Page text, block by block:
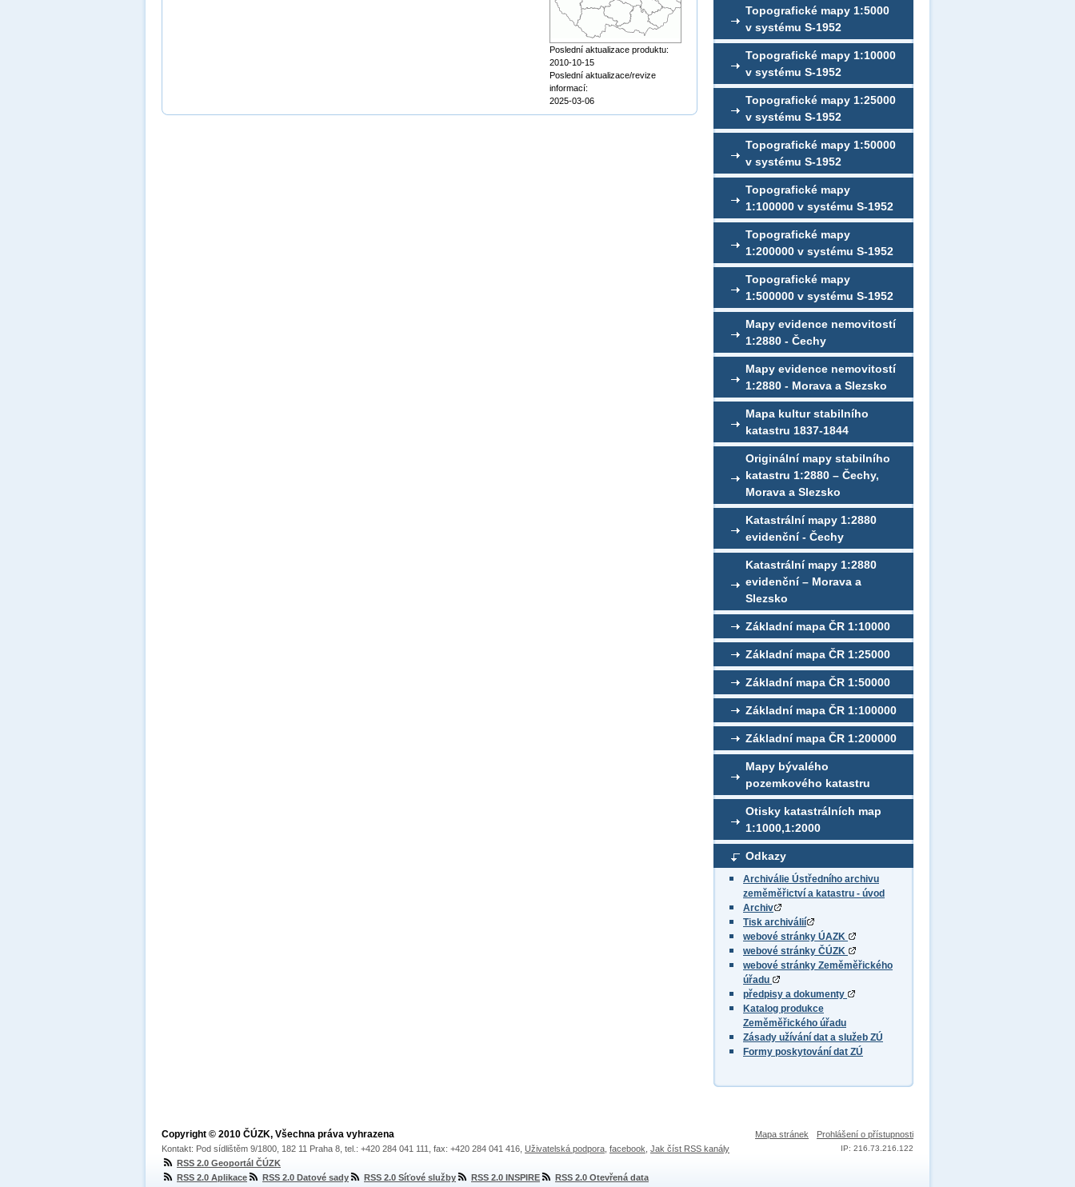
Topografické mapy 1:5000
v systému S-1952
Topografické mapy 1:10000
v systému S-1952
Topografické mapy 1:25000
v systému S-1952
Topografické mapy 1:50000
v systému S-1952
Topografické mapy
1:100000 v systému S-1952
Topografické mapy
1:200000 v systému S-1952
Topografické mapy
1:500000 v systému S-1952
Mapy evidence nemovitostí
1:2880 - Čechy
Mapy evidence nemovitostí
1:2880 - Morava a Slezsko
Mapa kultur stabilního
katastru 1837-1844
Originální mapy stabilního
katastru 1:2880 – Čechy,
Morava a Slezsko
Katastrální mapy 1:2880
evidenční - Čechy
Katastrální mapy 1:2880
evidenční – Morava a
Slezsko
Základní mapa ČR 1:10000
Základní mapa ČR 1:25000
Základní mapa ČR 1:50000
Základní mapa ČR 1:100000
Základní mapa ČR 1:200000
Mapy bývalého
pozemkového katastru
Otisky katastrálních map
1:1000,1:2000
Odkazy
Archiválie Ústředního archivu
zeměměřictví a katastru - úvod
Archiv
Tisk archiválií
webové stránky ÚAZK
webové stránky ČÚZK
webové stránky Zeměměřického
úřadu
předpisy a dokumenty
Katalog produkce
Zeměměřického úřadu
Zásady užívání dat a služeb ZÚ
Formy poskytování dat ZÚ
Poslední aktualizace produktu:
2010-10-15
Poslední aktualizace/revize
informací:
2025-03-06
Mapa stránek Prohlášení o přístupnosti
IP: 216.73.216.122
Copyright © 2010 ČÚZK, Všechna práva vyhrazena
Kontakt: Pod sídlištěm 9/1800, 182 11 Praha 8, tel.: +420 284 041 111, fax: +420 284 041 416, Uživatelská podpora facebook Jak číst RSS kanály
RSS 2.0 Geoportál ČÚZK
RSS 2.0 Aplikace
RSS 2.0 Datové sady RSS 2.0 Síťové služby RSS 2.0 INSPIRE RSS 2.0 Otevřená data